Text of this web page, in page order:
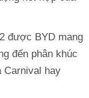
được BYD mang
đến phân khúc
Carnival hay